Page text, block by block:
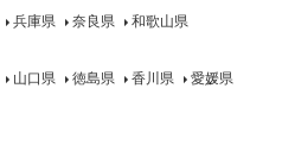
兵庫県 奈良県
和歌山県
山口県 徳島県 香川県
愛媛県